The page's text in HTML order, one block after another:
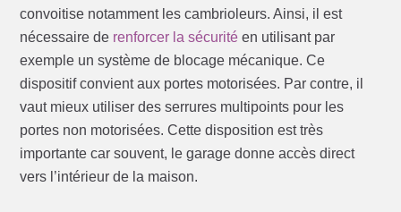
convoitise notamment les cambrioleurs. Ainsi, il est
nécessaire de renforcer la sécurité en utilisant par
exemple un système de blocage mécanique. Ce
dispositif convient aux portes motorisées. Par contre, il
vaut mieux utiliser des serrures multipoints pour les
portes non motorisées. Cette disposition est très
importante car souvent, le garage donne accès direct
vers l’intérieur de la maison.